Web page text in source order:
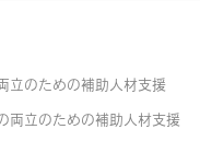
立のための補助人材支援
両立のための補助人材支援